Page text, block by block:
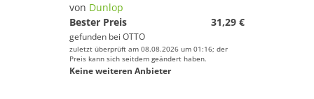
von Dunlop
Bester Preis
31,29 €
gefunden bei OTTO
zuletzt überprüft am 08.08.2026 um 01:16; der
Preis kann sich seitdem geändert haben.
Keine weiteren Anbieter